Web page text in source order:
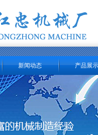
新闻动态 产品展示